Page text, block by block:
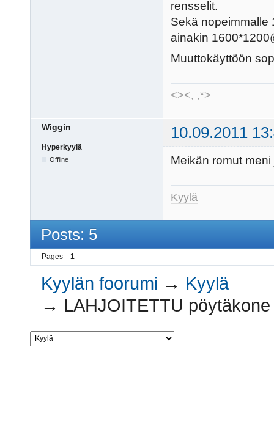
rensselit.
Sekä nopeimmalle
ainakin
Muuttokäyttöön
<><, ,*>
Wiggin 10.09.2011
Hyperkyylä
Offline Meikän romut meni
Kyylä
Posts: 5
Pages 1
Kyylän foorumi → Kyylä
→ LAHJOITETTU